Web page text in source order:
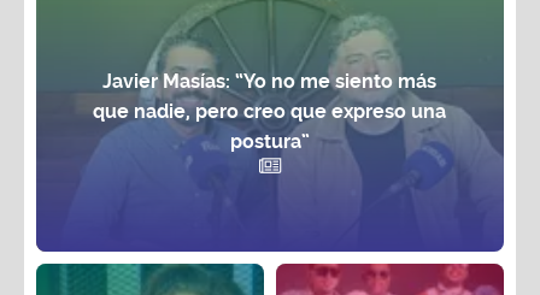
Javier Masías: “Yo no me siento más
que nadie, pero creo que expreso una
postura”